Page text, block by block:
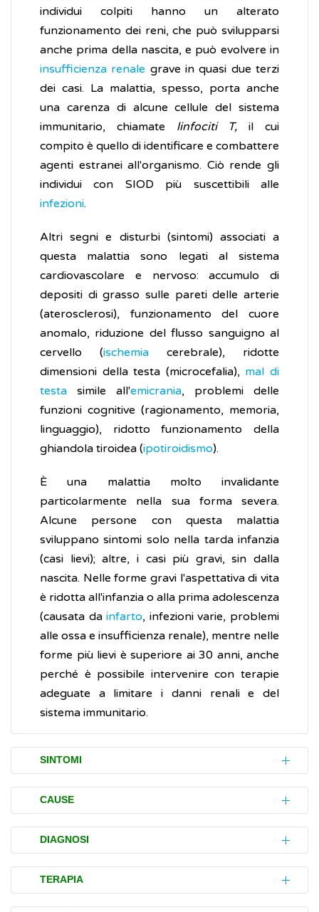
individui colpiti hanno un alterato
funzionamento dei reni, che può svilupparsi
anche prima della nascita, e può evolvere in
insufficienza renale grave in quasi due terzi
dei casi. La malattia, spesso, porta anche
una carenza di alcune cellule del sistema
immunitario, chiamate linfociti T, il cui
compito è quello di identificare e combattere
agenti estranei all'organismo. Ciò rende gli
individui con SIOD più suscettibili alle
infezioni.
Altri segni e disturbi (sintomi) associati a
questa malattia sono legati al sistema
cardiovascolare e nervoso: accumulo di
depositi di grasso sulle pareti delle arterie
(aterosclerosi), funzionamento del cuore
anomalo, riduzione del flusso sanguigno al
cervello (ischemia cerebrale), ridotte
dimensioni della testa (microcefalia), mal di
testa simile all'emicrania, problemi delle
funzioni cognitive (ragionamento, memoria,
linguaggio), ridotto funzionamento della
ghiandola tiroidea (ipotiroidismo).
È una malattia molto invalidante
particolarmente nella sua forma severa.
Alcune persone con questa malattia
sviluppano sintomi solo nella tarda infanzia
(casi lievi); altre, i casi più gravi, sin dalla
nascita. Nelle forme gravi l'aspettativa di vita
è ridotta all'infanzia o alla prima adolescenza
(causata dainfarto, infezioni varie, problemi
alle ossa e insufficienza renale), mentre nelle
forme più lievi è superiore ai 30 anni, anche
perché è possibile intervenire con terapie
adeguate a limitare i danni renali e del
sistema immunitario.
SINTOMI
La displasia immuno-ossea di Schimke
(SIOD) è una malattia che colpisce diverse
aree del corpo.
Sistema scheletrico con effetti sulla
CAUSE
La displasia immuno-ossea di Schimke
(SIOD) è dovuta allamutazionidi un gene,
chiamato
cromosoma 2. Esso contiene le informazioni
DIAGNOSI
L'accertamento della malattia (diagnosi) si
basa sugli esami clinici, del sangue e
TERAPIA